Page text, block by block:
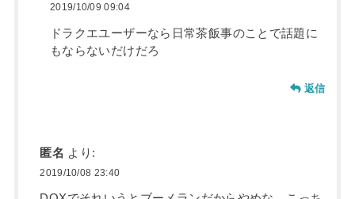
2019/10/09 09:04
ドラクエユーザーなら日常茶飯事のことで話題に
もならないだけだろ
返信
匿名 より:
2019/10/08 23:40